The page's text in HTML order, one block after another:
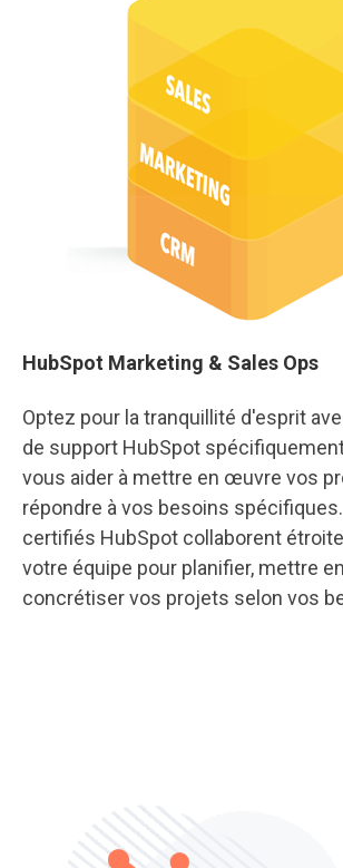
HubSpot Marketing & Sales Ops
Optez pour la tranquillité d'esprit
de support HubSpot
vous aider à mettre en œuvre vos
répondre à vos besoins
certifiés HubSpot collaborent
votre équipe pour planifier, mettre
concrétiser vos projets selon vos